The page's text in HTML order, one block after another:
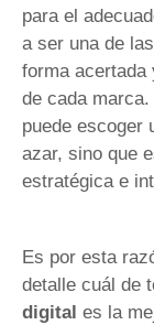
para el
a ser una de
forma acertada
de cada
puede escoger
azar, sino que
estratégica e
Es por esta
detalle cuál de
digital es la